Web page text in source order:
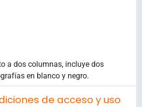
a dos columnas, incluye dos
en blanco y negro.
de acceso y uso